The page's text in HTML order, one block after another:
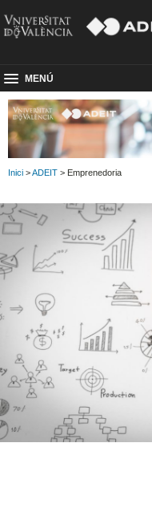
MENÚ
Inici >ADEIT > Emprenedoria